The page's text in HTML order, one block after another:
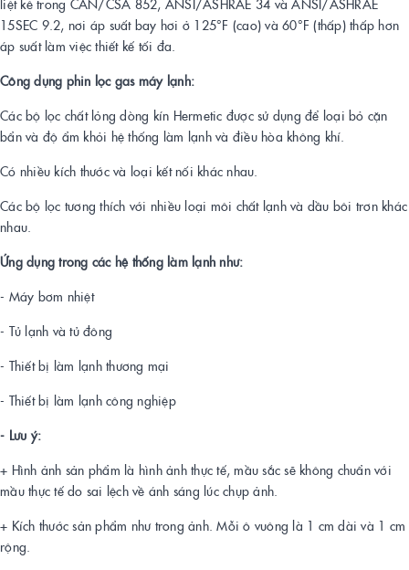
15SEC 9.2, nơi áp suất bay hơi ở 125°F (cao) và 60°F (thấp) thấp hơn
áp suất làm việc thiết kế tối đa.
Công dụng phin lọc gas máy lạnh:
Các bộ lọc chất lỏng dòng kín Hermetic được sử dụng để loại bỏ cặn
bẩn và độ ẩm khỏi hệ thống làm lạnh và điều hòa không khí.
Có nhiều kích thước và loại kết nối khác nhau.
Các bộ lọc tương thích với nhiều loại môi chất lạnh và dầu bôi trơn khác
nhau.
Ứng dụng trong các hệ thống làm lạnh như:
- Máy bơm nhiệt
- Tủ lạnh và tủ đông
- Thiết bị làm lạnh thương mại
- Thiết bị làm lạnh công nghiệp
- Lưu ý:
+ Hình ảnh sản phẩm là hình ảnh thực tế, mầu sắc sẽ không chuẩn với
mầu thực tế do sai lệch về ánh sáng lúc chụp ảnh.
+ Kích thước sản phẩm như trong ảnh. Mỗi ô vuông là 1 cm dài và 1 cm
rộng.